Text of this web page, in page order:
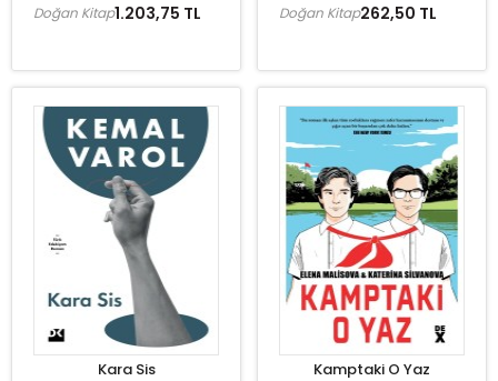
1.203,75 TL
Doğan Kitap 262,50 TL
Doğan Kitap
Kara Sis Kamptaki O Yaz